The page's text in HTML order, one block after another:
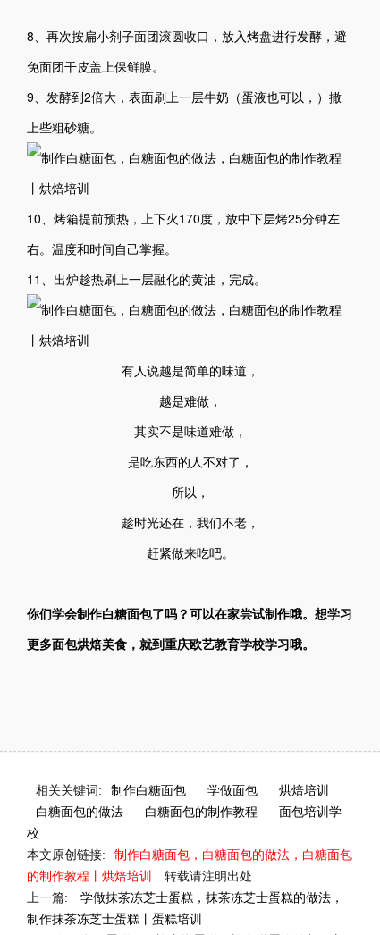
8、再次按扁小剂子面团滚圆收口，放入烤盘进行发酵，避
免面团干皮盖上保鲜膜。
9、发酵到2倍大，表面刷上一层牛奶（蛋液也可以，）撒
上些粗砂糖。
10、烤箱提前预热，上下火170度，放中下层烤25分钟左
右。温度和时间自己掌握。
11、出炉趁热刷上一层融化的黄油，完成。
有人说越是简单的味道，
越是难做，
其实不是味道难做，
是吃东西的人不对了，
所以，
趁时光还在，我们不老，
赶紧做来吃吧。
你们学会制作白糖面包了吗？可以在家尝试制作哦。想学习
更多面包烘焙美食，就到重庆欧艺教育学校学习哦。
相关关键词: 制作白糖面包 学做面包
烘焙培训
白糖面包的做法
白糖面包的制作教程
面包培训学
校
本文原创链接:
制作白糖面包，白糖面包的做法，白糖面包
的制作教程丨烘焙培训
转载请注明出处
上一篇:
学做抹茶冻芝士蛋糕，抹茶冻芝士蛋糕的做法，
制作抹茶冻芝士蛋糕丨蛋糕培训